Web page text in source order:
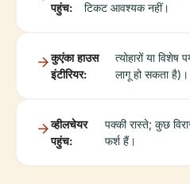
पहुंच:
टिकट आवश्यक नहीं।
कुएंका हाउस
इंटीरियर:
त्योहारों या विशेष
लागू हो सकता है)।
व्हीलचेयर
पहुंच:
पक्की रास्ते; कुछ
फर्श हैं।